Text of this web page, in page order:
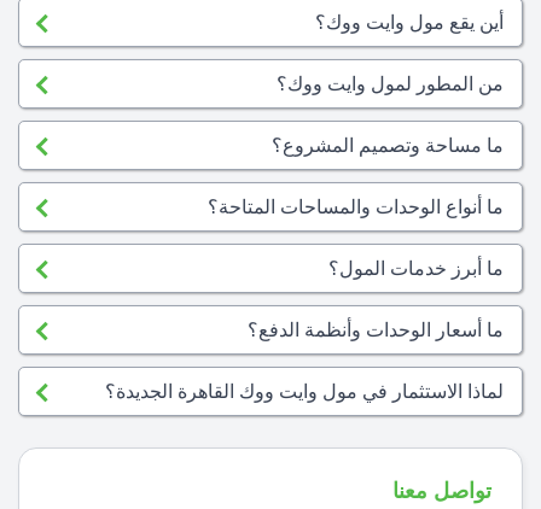
أين يقع مول وايت ووك؟
من المطور لمول وايت ووك؟
ما مساحة وتصميم المشروع؟
ما أنواع الوحدات والمساحات المتاحة؟
ما أبرز خدمات المول؟
ما أسعار الوحدات وأنظمة الدفع؟
لماذا الاستثمار في مول وايت ووك القاهرة الجديدة؟
تواصل معنا